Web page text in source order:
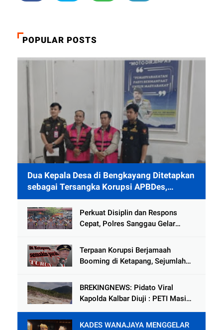
POPULAR POSTS
Dua Kepala Desa di Bengkayang Ditetapkan
sebagai Tersangka Korupsi APBDes,
Ditahan 40 Hari di Rutan
Perkuat Disiplin dan Respons
Cepat, Polres Sanggau Gelar
Hadapi Potensi Gangguan
Kamtibmas
Terpaan Korupsi Berjamaah
Booming di Ketapang, Sejumlah
Lingkaran
BREKINGNEWS: Pidato Viral
Kapolda Kalbar Diuji : PETI Masih
KADES WANAJAYA MENGGELAR